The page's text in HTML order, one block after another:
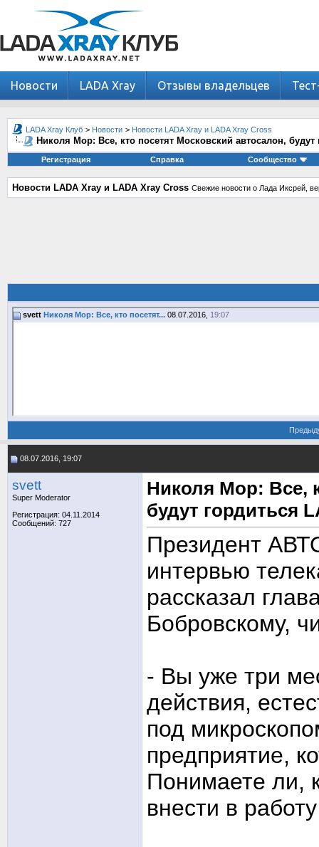
Новости LADA Xray Отзывы владельцев
LADA Xray Клуб > Новости > Новости LADA Xray и LADA Xray Cross
Николя Мор: Все, кто посетят Московский автосалон, будут
Регистрация Справка Сообщество
Новости LADA Xray и LADA Xray Cross Свежие новости о Лада Иксрей,
svett Николя Мор: Все, кто посетят... 08.07.2016, 19:07
08.07.2016, 19:07
svett
Super Moderator
Регистрация: 04.11.2014
Сообщений: 727
Николя Мор: Все,
будут гордиться
Президент
интервью
рассказал
Бобровскому,
- Вы уже три
действия,
под
предприятие,
Понимаете ли,
внести в